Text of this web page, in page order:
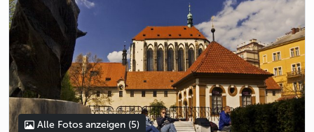
Alle Fotos anzeigen (5)